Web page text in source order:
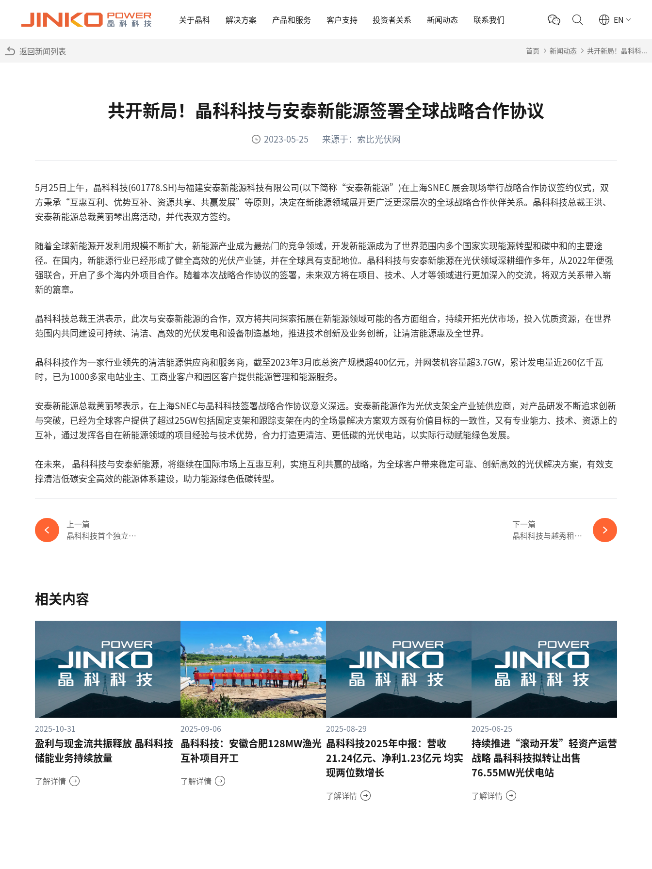
关于晶科 解决方案 产品和服务 客户支持 投资者关系 新闻动态 联系我们 EN
返回新闻列表 首页 新闻动态 共开新局！晶科科...
共开新局！晶科科技与安泰新能源签署全球战略合作协议
2023-05-25 来源于：索比光伏网
5月25日上午，晶科科技(601778.SH)与福建安泰新能源科技有限公司(以下简称“安泰新能源”)在上海SNEC 展会现场举行战略合作协议签约仪式，双
方秉承“互惠互利、优势互补、资源共享、共赢发展”等原则，决定在新能源领域展开更广泛更深层次的全球战略合作伙伴关系。晶科科技总裁王洪、
安泰新能源总裁黄丽琴出席活动，并代表双方签约。
随着全球新能源开发利用规模不断扩大，新能源产业成为最热门的竞争领域，开发新能源成为了世界范围内多个国家实现能源转型和碳中和的主要途
径。在国内，新能源行业已经形成了健全高效的光伏产业链，并在全球具有支配地位。晶科科技与安泰新能源在光伏领域深耕细作多年，从2022年便强
强联合，开启了多个海内外项目合作。随着本次战略合作协议的签署，未来双方将在项目、技术、人才等领域进行更加深入的交流，将双方关系带入崭
新的篇章。
晶科科技总裁王洪表示，此次与安泰新能源的合作，双方将共同探索拓展在新能源领域可能的各方面组合，持续开拓光伏市场，投入优质资源，在世界
范围内共同建设可持续、清洁、高效的光伏发电和设备制造基地，推进技术创新及业务创新，让清洁能源惠及全世界。
晶科科技作为一家行业领先的清洁能源供应商和服务商，截至2023年3月底总资产规模超400亿元，并网装机容量超3.7GW，累计发电量近260亿千瓦
时，已为1000多家电站业主、工商业客户和园区客户提供能源管理和能源服务。
安泰新能源总裁黄丽琴表示，在上海SNEC与晶科科技签署战略合作协议意义深远。安泰新能源作为光伏支架全产业链供应商，对产品研发不断追求创新
与突破，已经为全球客户提供了超过25GW包括固定支架和跟踪支架在内的全场景解决方案双方既有价值目标的一致性，又有专业能力、技术、资源上的
互补，通过发挥各自在新能源领域的项目经验与技术优势，合力打造更清洁、更低碳的光伏电站，以实际行动赋能绿色发展。
在未来， 晶科科技与安泰新能源，将继续在国际市场上互惠互利，实施互利共赢的战略，为全球客户带来稳定可靠、创新高效的光伏解决方案，有效支
撑清洁低碳安全高效的能源体系建设，助力能源绿色低碳转型。
上一篇
晶科科技首个独立共享...
下一篇
晶科科技与越秀租赁达...
相关内容
2025-10-31
盈利与现金流共振释放 晶科科技
储能业务持续放量
了解详情
2025-09-06
晶科科技：安徽合肥128MW渔光
互补项目开工
了解详情
2025-08-29
晶科科技2025年中报：营收
21.24亿元、净利1.23亿元 均实
现两位数增长
了解详情
2025-06-25
持续推进“滚动开发”轻资产运营
战略 晶科科技拟转让出售
76.55MW光伏电站
了解详情